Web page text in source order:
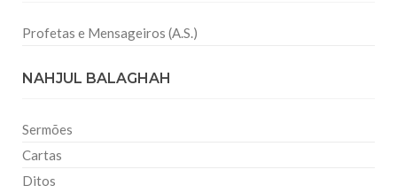
Profetas e Mensageiros (A.S.)
NAHJUL BALAGHAH
Sermões
Cartas
Ditos